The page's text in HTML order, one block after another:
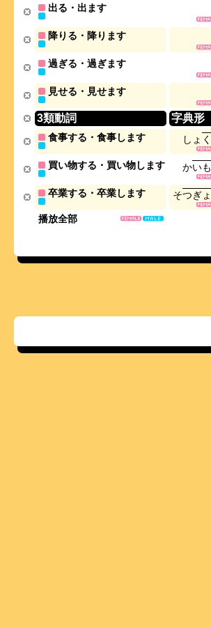
播放全部
出る・出ます
降りる・降ります
過ぎる・過ぎます
見せる・見せます
3類動詞 字典形
食事する・食事します し ょ く
買い物する・買い物します かいも
卒業する・卒業します そつぎ ょ